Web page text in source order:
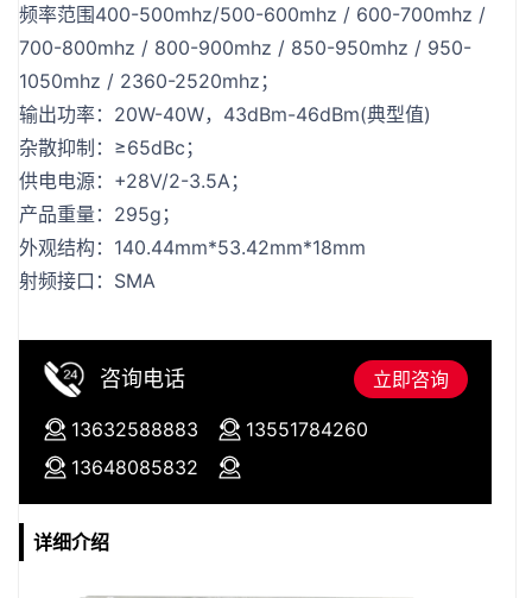
频率范围400-500mhz/500-600mhz / 600-700mhz /
700-800mhz / 800-900mhz / 850-950mhz / 950-
1050mhz / 2360-2520mhz；
输出功率：20W-40W，43dBm-46dBm(典型值)
杂散抑制：≥65dBc；
供电电源：+28V/2-3.5A；
产品重量：295g；
外观结构：140.44mm*53.42mm*18mm
射频接口：SMA
咨询电话 立即咨询
13632588883
13551784260
13648085832
详细介绍